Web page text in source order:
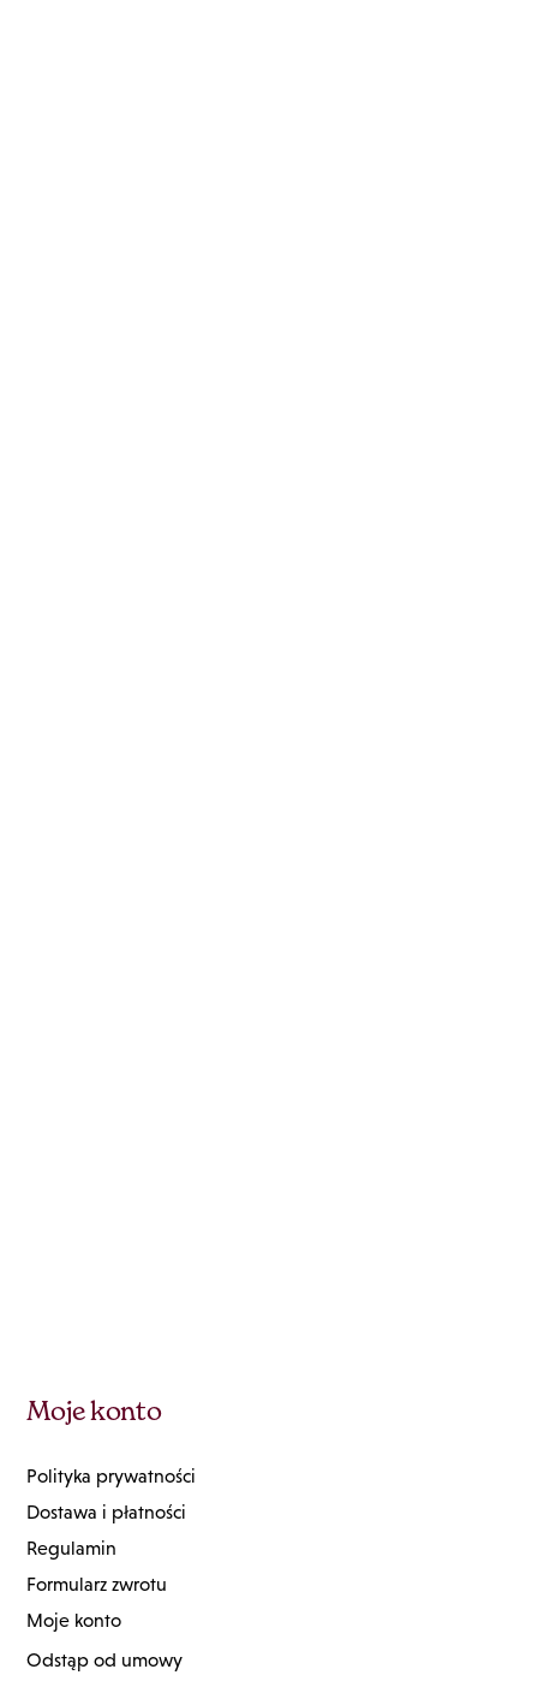
Moje konto
Polityka prywatności
Dostawa i płatności
Regulamin
Formularz zwrotu
Moje konto
Odstąp od umowy